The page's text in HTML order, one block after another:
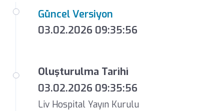
Güncel Versiyon
03.02.2026 09:35:56
Oluşturulma Tarihi
03.02.2026 09:35:56
Liv Hospital Yayın Kurulu